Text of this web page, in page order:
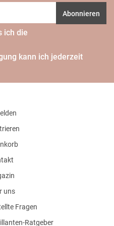
Abonnieren
ich die
kann ich jederzeit
uns
Fragen
Ratgeber